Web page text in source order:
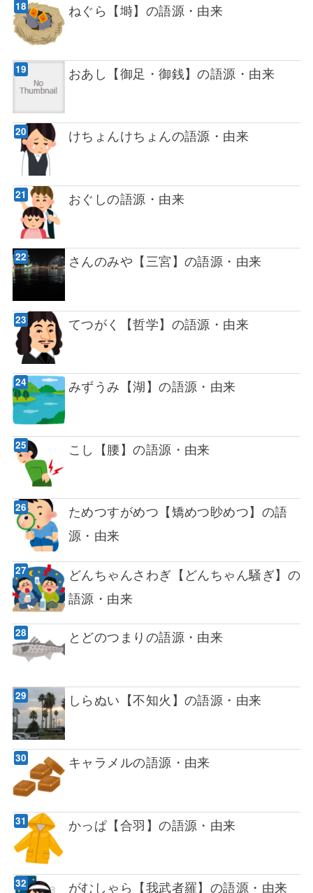
ねぐら【塒】の語源・由来
おあし【御足・御銭】の語源・由来
けちょんけちょんの語源・由来
おぐしの語源・由来
さんのみや【三宮】の語源・由来
てつがく【哲学】の語源・由来
みずうみ【湖】の語源・由来
こし【腰】の語源・由来
ためつすがめつ【矯めつ眇めつ】の語
源・由来
どんちゃんさわぎ【どんちゃん騒ぎ】の
語源・由来
とどのつまりの語源・由来
しらぬい【不知火】の語源・由来
キャラメルの語源・由来
かっぱ【合羽】の語源・由来
がむしゃら【我武者羅】の語源・由来